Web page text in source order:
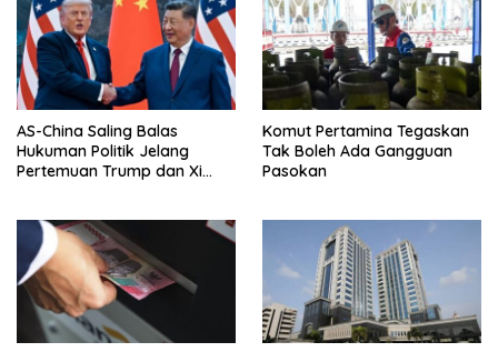
AS-China Saling Balas
Hukuman Politik Jelang
Pertemuan Trump dan Xi
Komut Pertamina Tegaskan
Tak Boleh Ada Gangguan
Pasokan